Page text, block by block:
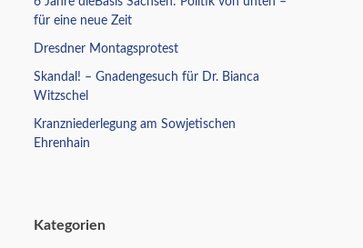
für eine neue Zeit
Dresdner Montagsprotest
Skandal! – Gnadengesuch für Dr. Bianca
Witzschel
Kranzniederlegung am Sowjetischen
Ehrenhain
Kategorien